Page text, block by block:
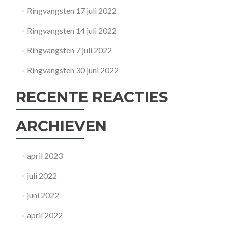
Ringvangsten 17 juli 2022
Ringvangsten 14 juli 2022
Ringvangsten 7 juli 2022
Ringvangsten 30 juni 2022
RECENTE REACTIES
ARCHIEVEN
april 2023
juli 2022
juni 2022
april 2022